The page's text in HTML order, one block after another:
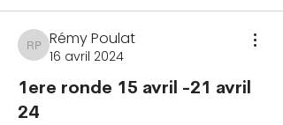
Rémy Poulat
Rémy Poulat
16 avril 2024
1ere ronde 15 avril -21 avril
24